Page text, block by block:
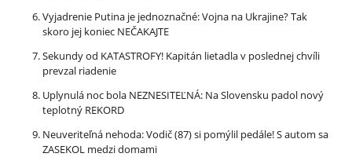
Vyjadrenie Putina je jednoznačné: Vojna na Ukrajine? Tak
skoro jej koniec NEČAKAJTE
Sekundy od KATASTROFY! Kapitán lietadla v poslednej chvíli
prevzal riadenie
Uplynulá noc bola NEZNESITEĽNÁ: Na Slovensku padol nový
teplotný REKORD
Neuveriteľná nehoda: Vodič (87) si pomýlil pedále! S autom sa
ZASEKOL medzi domami